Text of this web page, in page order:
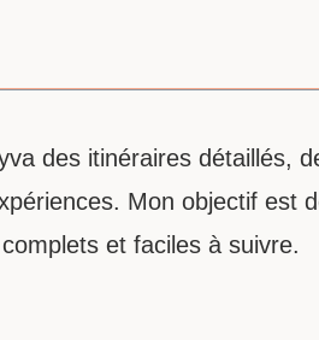
des itinéraires détaillés,
Mon objectif est
et faciles à suivre.